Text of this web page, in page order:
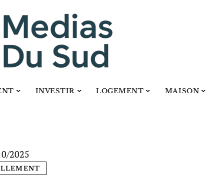
INVESTIR LOGEMENT MAISON
2025